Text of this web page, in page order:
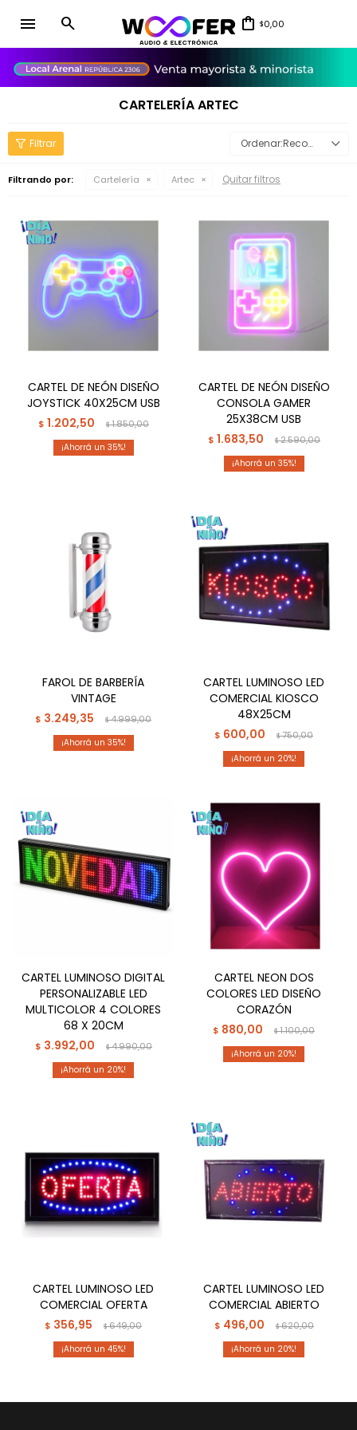
menu $0,00
CARTELERÍA ARTEC
Recomendados
Filtrando por: Cartelería Artec Quitar filtros
CARTEL DE NEÓN DISEÑO
JOYSTICK 40X25CM USB
$ 1.202,50 $1.850,00
35
CARTEL DE NEÓN DISEÑO
CONSOLA GAMER
25X38CM USB
$ 1.683,50 $2.590,00
35
FAROL DE BARBERÍA
VINTAGE
$ 3.249,35 $4.999,00
35
CARTEL LUMINOSO LED
COMERCIAL KIOSCO
48X25CM
$ 600,00 $750,00
20
CARTEL LUMINOSO DIGITAL
PERSONALIZABLE LED
MULTICOLOR 4 COLORES
68 X 20CM
$ 3.992,00 $4.990,00
20
CARTEL NEON DOS
COLORES LED DISEÑO
CORAZÓN
$ 880,00 $1.100,00
20
CARTEL LUMINOSO LED
COMERCIAL OFERTA
$ 356,95 $649,00
45
CARTEL LUMINOSO LED
COMERCIAL ABIERTO
$ 496,00 $620,00
20
close